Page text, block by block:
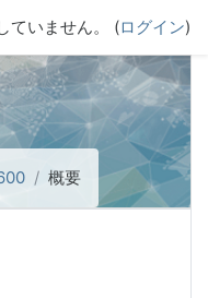
ていません。 (ログイン)
概要